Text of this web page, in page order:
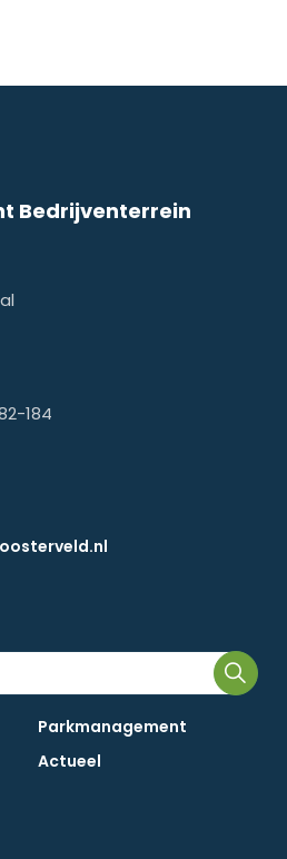
Bedrijventerrein
184
Parkmanagement
Actueel